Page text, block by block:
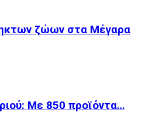
ζώων στα Μέγαρα
Με 850 προϊόντα…